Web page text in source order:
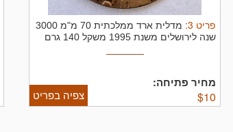
פריט 3
:
מדלית ארד ממלכתית 70 מ"מ 3000
שנה לירושלים משנת 1995 משקל 140 גרם
מחיר פתיחה:
$10 צפיה בפריט